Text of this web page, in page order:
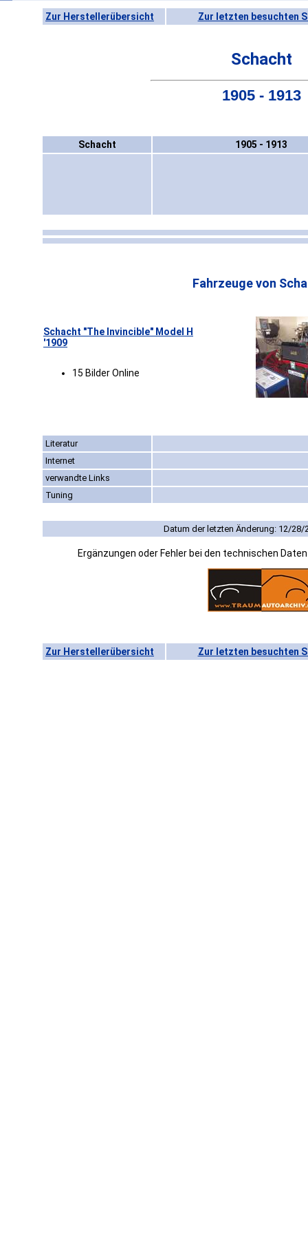
Zur Herstellerübersicht Zur letzten besuchten
Schacht
1905 - 1913
Schacht 1905 - 1913
Fahrzeuge von
Schacht "The Invincible" Model H
'1909
15 Bilder Online
Literatur
Internet
verwandte Links
Tuning
Datum der letzten Änderung: 12/28/
Ergänzungen oder Fehler bei den technischen
Zur Herstellerübersicht Zur letzten besuchten